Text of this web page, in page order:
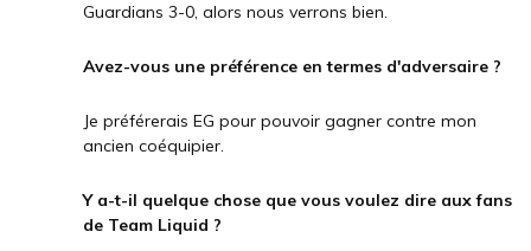
Guardians 3-0, alors nous verrons bien.
Avez-vous une préférence en termes d'adversaire ?
Je préférerais EG pour pouvoir gagner contre mon
ancien coéquipier.
Y a-t-il quelque chose que vous voulez dire aux fans
de Team Liquid ?